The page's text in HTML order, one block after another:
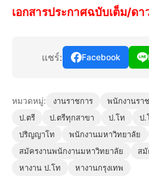
เอกสารประกาศฉบับเต็ม/ด
แชร์: Facebook
หมวดหมู่: งานราชการ พนักงานรา
ป.ตรี ป.ตรีทุกสาขา ป.โท ป.
ปริญญาโท
พนักงานมหาวิทยาลัย
สมัครงานพนักงานมหาวิทยาลัย
สมั
หางาน ป.โท
หางานกรุงเทพ